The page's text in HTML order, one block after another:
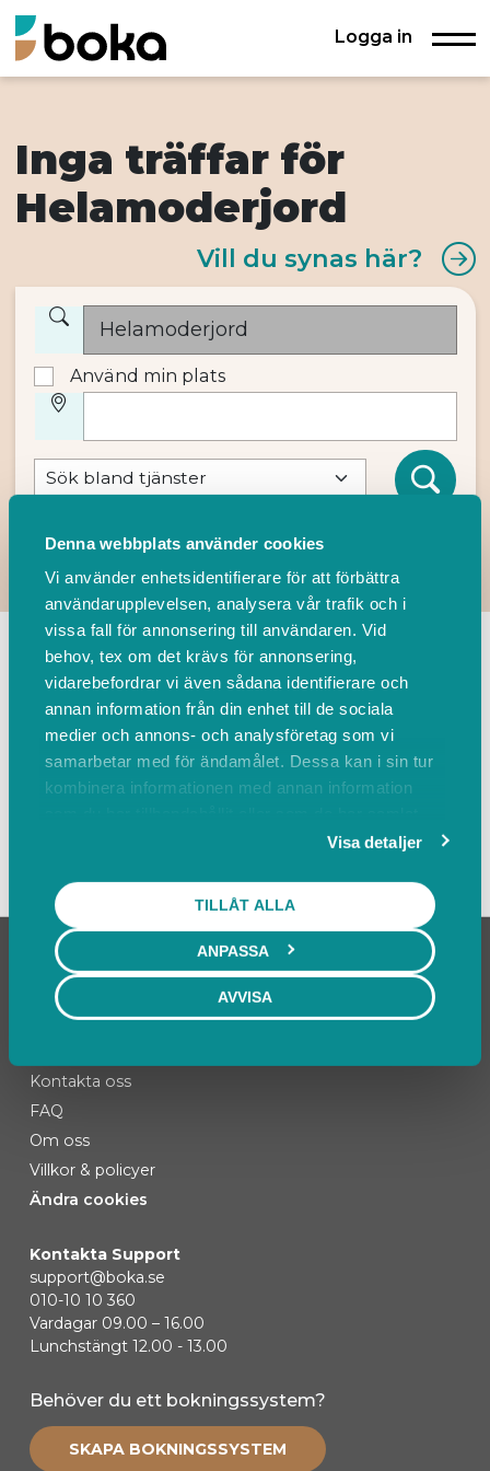
Denna webbplats använder cookies
Vi använder enhetsidentifierare för att förbättra
användarupplevelsen, analysera vår trafik och i
vissa fall för annonsering till användaren. Vid
behov, tex om det krävs för annonsering,
vidarebefordrar vi även sådana identifierare och
annan information från din enhet till de sociala
medier och annons- och analysföretag som vi
samarbetar med för ändamålet. Dessa kan i sin tur
kombinera informationen med annan information
Visa detaljer
TILLÅT ALLA
ANPASSA
AVVISA
Logga in
Använd min plats
Inga träffar för
Helamoderjord
Vill du synas här?
TILLBAKA
Leverantörer Events
Sortera på
Kontakta oss
FAQ
Om oss
Villkor & policyer
Ändra cookies
Kontakta Support
support@boka.se
010-10 10 360
Vardagar 09.00 – 16.00
Lunchstängt 12.00 - 13.00
Behöver du ett bokningssystem?
SKAPA BOKNINGSSYSTEM